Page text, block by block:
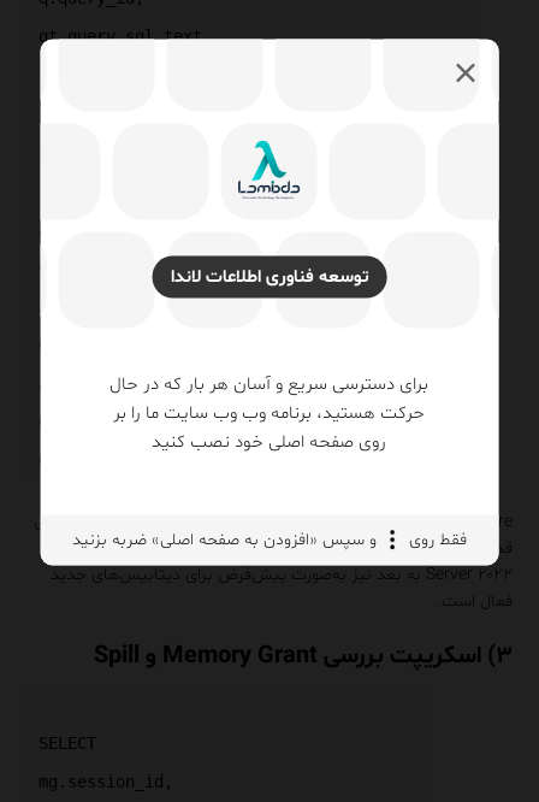
توسعه فناوری اطلاعات لاندا
برای دسترسی سریع و آسان هر بار که در حال
حرکت هستید، برنامه وب وب سایت ما را بر
روی صفحه اصلی خود نصب کنید
فقط روی و سپس «افزودن به صفحه اصلی» ضربه بزنید
qt.query_sql_text,
rs.avg_duration / ۱۰۰۰.۰ AS avg_duration_ms,
FROM sys.query_store_query q
ON q.query_text_id = qt.query_text_id
JOIN sys.query_store_runtime_stats rs
ON p.plan_id = rs.plan_id
Query Store یکی از مهم‌ترین ابزارهای DBA مدرن برای مقایسه پلن‌های
قدیمی و جدید و شناسایی Plan Regression محسوب می‌شود. از SQL
Server ۲۰۲۲ به بعد نیز به‌صورت پیش‌فرض برای دیتابیس‌های جدید
فعال است.
۳) اسکریپت بررسی Memory Grant و Spill
SELECT
mg.session_id,